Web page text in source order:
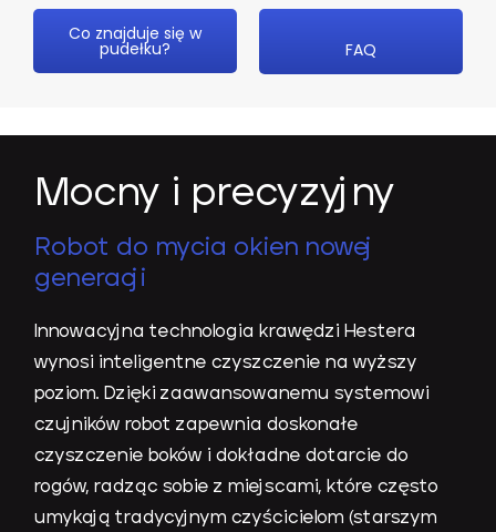
Co znajduje się w
pudełku? FAQ
Mocny i precyzyjny
Robot do mycia okien nowej
generacji
Innowacyjna technologia krawędzi Hestera
wynosi inteligentne czyszczenie na wyższy
poziom. Dzięki zaawansowanemu systemowi
czujników robot zapewnia doskonałe
czyszczenie boków i dokładne dotarcie do
rogów, radząc sobie z miejscami, które często
umykają tradycyjnym czyścicielom (starszym